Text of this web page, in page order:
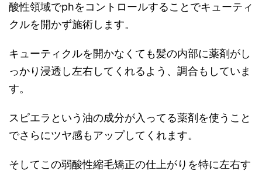
酸性領域でphをコントロールすることでキューティ
クルを開かず施術します。
キューティクルを開かなくても髪の内部に薬剤がし
っかり浸透し左右してくれるよう、調合もしていま
す。
スピエラという油の成分が入ってる薬剤を使うこと
でさらにツヤ感もアップしてくれます。
そしてこの弱酸性縮毛矯正の仕上がりを特に左右す